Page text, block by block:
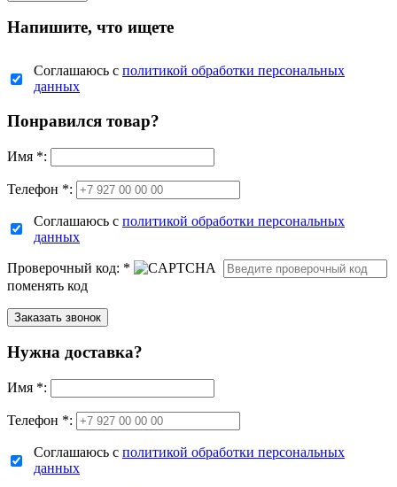
Напишите, что ищете
Соглашаюсь с политикой обработки персональных
данных
Понравился товар?
Имя *:
Телефон *:
Соглашаюсь с политикой обработки персональных
данных
Проверочный код: *
поменять код
Нужна доставка?
Имя *:
Телефон *:
Соглашаюсь с политикой обработки персональных
данных